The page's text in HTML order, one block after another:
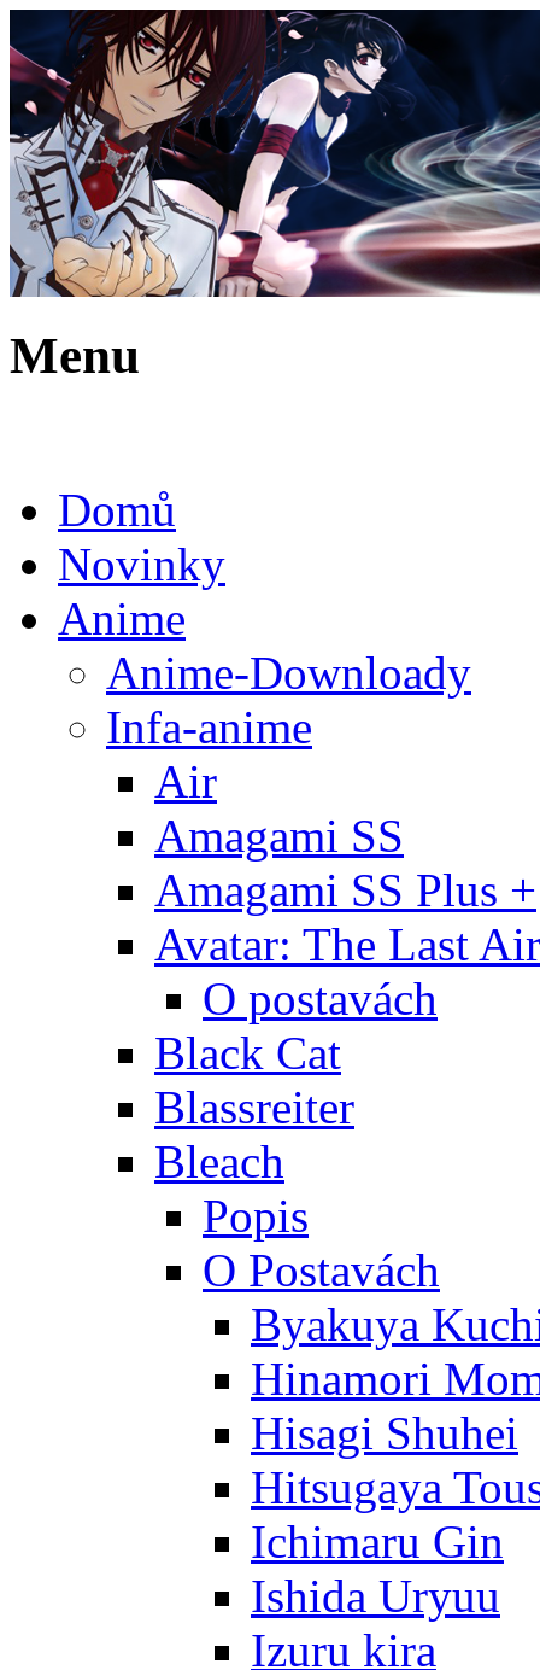
Menu
Domů
Novinky
Anime
Anime-Downloady
Infa-anime
Air
Amagami SS
Amagami SS Plus +
Avatar: The Last
O postavách
Black Cat
Blassreiter
Bleach
Popis
O Postavách
Byakuya
Hinamori
Hisagi Shuhei
Hitsugaya
Ichimaru Gin
Ishida Uryuu
Izuru kira